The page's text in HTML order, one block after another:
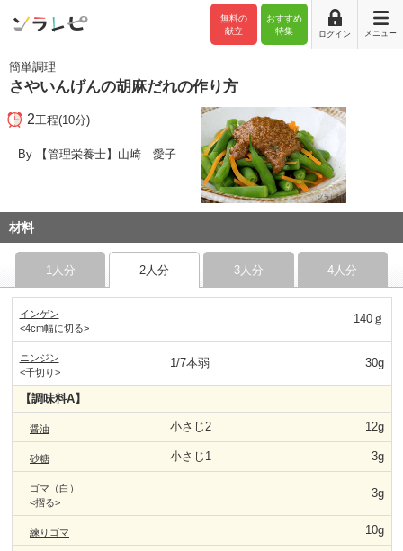
おすすめ
特集
無料の
献立
ログイン メニュー
簡単調理
さやいんげんの胡麻だれの作り方
2工程(10分)
By 【管理栄養士】山崎 愛子
材料
1人分 2人分 3人分 4人分
インゲン
<4cm幅に切る>
140ｇ
ニンジン
<千切り>
1/7本弱 30g
【調味料A】
醤油 小さじ2 12g
砂糖 小さじ1 3g
ゴマ（白）
<摺る>
3g
練りゴマ 10g